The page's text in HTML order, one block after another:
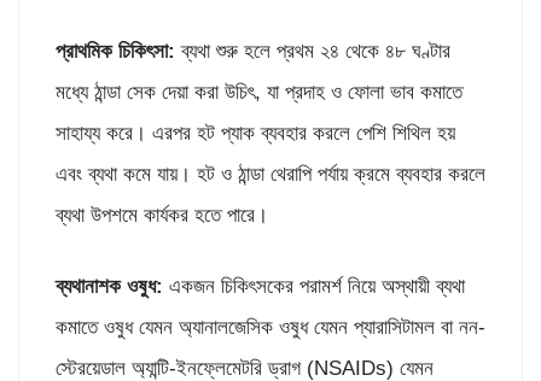
প্রাথমিক চিকিৎসা: ব্যথা শুরু হলে প্রথম ২৪ থেকে ৪৮ ঘণ্টার
মধ্যে ঠান্ডা সেক দেয়া করা উচিৎ, যা প্রদাহ ও ফোলা ভাব কমাতে
সাহায্য করে। এরপর হট প্যাক ব্যবহার করলে পেশি শিথিল হয়
এবং ব্যথা কমে যায়। হট ও ঠান্ডা থেরাপি পর্যায় ক্রমে ব্যবহার করলে
ব্যথা উপশমে কার্যকর হতে পারে।
ব্যথানাশক ওষুধ: একজন চিকিৎসকের পরামর্শ নিয়ে অস্থায়ী ব্যথা
কমাতে ওষুধ যেমন অ্যানালজেসিক ওষুধ যেমন প্যারাসিটামল বা নন-
স্টেরয়েডাল অ্যান্টি-ইনফ্লেমেটরি ড্রাগ (NSAIDs) যেমন